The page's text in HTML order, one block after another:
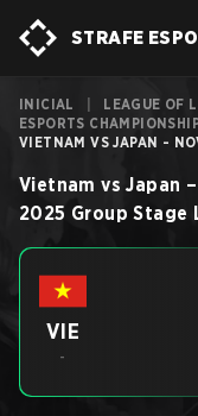
STRAFE
INICIAL LEAGUE OF
ESPORTS
VIETNAM VS JAPAN -
Vietnam vs Japan –
2025 Group Stage
VIE
-